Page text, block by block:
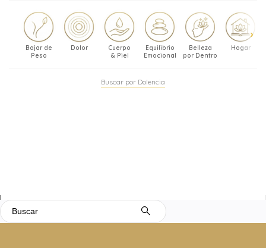
Bajar de
Peso
Dolor
Cuerpo
& Piel
Equilibrio
Emocional
Belleza
por Dentro
Hogar
Buscar por Dolencia